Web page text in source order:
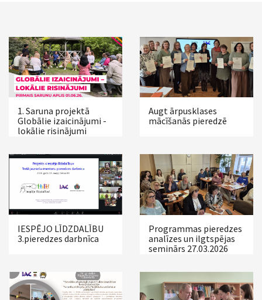
1. Saruna projektā
Globālie izaicinājumi -
lokālie risinājumi
Augt ārpusklases
mācīšanās pieredzē
IESPĒJO LĪDZDALĪBU
3.pieredzes darbnīca
Programmas pieredzes
analīzes un ilgtspējas
seminārs 27.03.2026